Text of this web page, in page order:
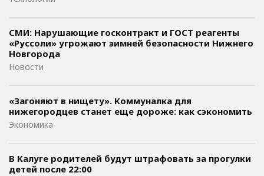
СМИ: Нарушающие госконтракт и ГОСТ реагенты
«Руссоли» угрожают зимней безопасности Нижнего
Новгорода
Новости
«Загоняют в нищету». Коммуналка для
нижегородцев станет еще дороже: как сэкономить
Экономика
В Калуге родителей будут штрафовать за прогулки
детей после 22:00